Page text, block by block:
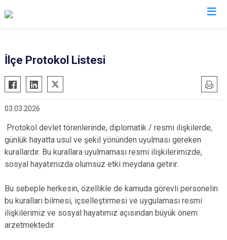
Akseki
Alanya
Elmalı
Finike
Gazipaşa
Gündoğmuş
Demre
Kaş
Kemer
Serik
Aksu
Döşemealtı
Konyaaltı
Muratpaşa
İlçe Protokol Listesi
03.03.2026
Protokol devlet törenlerinde, diplomatik / resmi ilişkilerde,
günlük hayatta usul ve şekil yönünden uyulması gereken
kurallardır. Bu kurallara uyulmaması resmi ilişkilerimizde,
sosyal hayatımızda olumsuz etki meydana getirir.
Bu sebeple herkesin, özellikle de kamuda görevli personelin
bu kuralları bilmesi, içselleştirmesi ve uygulaması resmi
ilişkilerimiz ve sosyal hayatımız açısından büyük önem
arzetmektedir.